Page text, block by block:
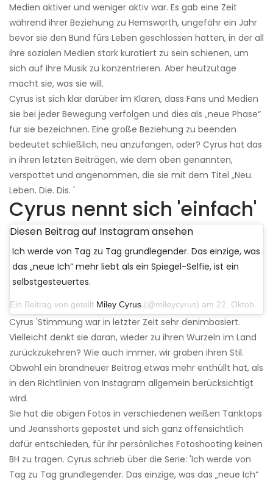
Medien aktiver und weniger aktiv war. Es gab eine Zeit
während ihrer Beziehung zu Hemsworth, ungefähr ein Jahr
bevor sie den Bund fürs Leben geschlossen hatten, in der all
ihre sozialen Medien stark kuratiert zu sein schienen, um
sich auf ihre Musik zu konzentrieren. Aber heutzutage
macht sie, was sie will.
Cyrus ist sich klar darüber im Klaren, dass Fans und Medien
sie bei jeder Bewegung verfolgen und dies als „neue Phase“
für sie bezeichnen. Eine große Beziehung zu beenden
bedeutet schließlich, neu anzufangen, oder? Cyrus hat das
in ihren letzten Beiträgen, wie dem oben genannten,
verspottet und angenommen, die sie mit dem Titel „Neu.
Leben. Die. Dis. '
Cyrus nennt sich 'einfach'
Diesen Beitrag auf Instagram ansehen
Ich werde von Tag zu Tag grundlegender. Das einzige, was
das „neue Ich“ mehr liebt als ein Spiegel-Selfie, ist ein
selbstgesteuertes.
Ein Beitrag von geteilt Miley Cyrus (@mileycyrus) am 22. Oktober 2019 um 11:39 Uhr PDT
Cyrus 'Stimmung war in letzter Zeit sehr denimbasiert.
Vielleicht denkt sie daran, wieder zu ihren Wurzeln im Land
zurückzukehren? Wie auch immer, wir graben ihren Stil.
Obwohl ein brandneuer Beitrag etwas mehr enthüllt hat, als
in den Richtlinien von Instagram allgemein berücksichtigt
wird.
Sie hat die obigen Fotos in verschiedenen weißen Tanktops
und Jeansshorts gepostet und sich ganz offensichtlich
dafür entschieden, für ihr persönliches Fotoshooting keinen
BH zu tragen. Cyrus schrieb über die Serie: 'Ich werde von
Tag zu Tag grundlegender. Das einzige, was das „neue Ich“